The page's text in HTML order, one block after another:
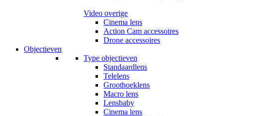
Video overige
Cinema lens
Action Cam accessoires
Drone accessoires
Objectieven
Type objectieven
Standaardlens
Telelens
Groothoeklens
Macro lens
Lensbaby
Cinema lens